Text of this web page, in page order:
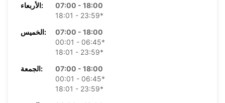
الأربعاء:
07:00 - 18:00
18:01 - 23:59*
الخميس:
07:00 - 18:00
00:01 - 06:45*
18:01 - 23:59*
الجمعة:
07:00 - 18:00
00:01 - 06:45*
18:01 - 23:59*